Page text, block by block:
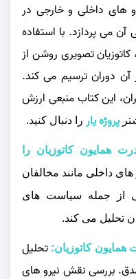
داخلی و خارجی در
می‌ پردازد. با استفاده
تصویری روشن از
دوران ترسیم می‌ کند.
این کتاب منبعی ارزش
پروژه یار را دنبال کنید.
همایون کاتوزیان را
های داخلی مانند مخالفان
از جمله سیاست‌ های
تحلیل می‌ کند.
کاتوزیان: تحلیل
بررسی نقش نیرو های